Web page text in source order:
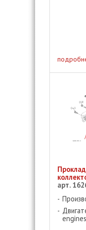
арт.